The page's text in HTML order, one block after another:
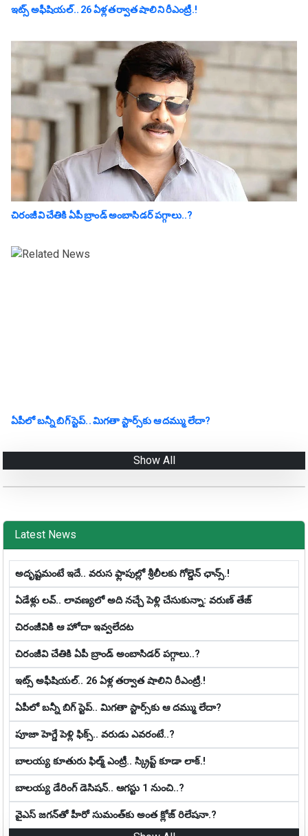
ఇట్స్ అఫీషియ‌ల్‌.. 26 ఏళ్ల తర్వాత షాలిని రీఎంట్రీ.!
చిరంజీవి చేతికి ఏపీ బ్రాండ్ అంబాసిడర్ పగ్గాలు..?
ఏపీలో బ‌న్నీ బిగ్ స్టెప్‌.. మిగ‌తా స్టార్స్‌కు ఆ ద‌మ్ము లేదా?
Show All
Latest News
అదృష్టమంటే ఇదే.. వ‌రుస ఫ్లాపుల్లో శ్రీ‌లీల‌కు గోల్డెన్ ఛాన్స్‌.!
ఏడేళ్లు ల‌వ్‌.. లావ‌ణ్య‌లో అది న‌చ్చే పెళ్లి చేసుకున్నా: వ‌రుణ్ తేజ్‌
చిరంజీవికి ఆ హోదా ఇవ్వలేదట
చిరంజీవి చేతికి ఏపీ బ్రాండ్ అంబాసిడర్ పగ్గాలు..?
ఇట్స్ అఫీషియ‌ల్‌.. 26 ఏళ్ల తర్వాత షాలిని రీఎంట్రీ.!
ఏపీలో బ‌న్నీ బిగ్ స్టెప్‌.. మిగ‌తా స్టార్స్‌కు ఆ ద‌మ్ము లేదా?
పూజా హెగ్డే పెళ్లి ఫిక్స్.. వరుడు ఎవరంటే..?
బాల‌య్య కూతురు ఫిల్మ్ ఎంట్రీ.. స్క్రిప్ట్ కూడా లాక్.!
బాల‌య్య డేరింగ్ డెసిష‌న్‌.. ఆగ‌స్టు 1 నుంచి..?
వైఎస్ జగన్‌తో హీరో సుమంత్‌కు అంత క్లోజ్ రిలేషనా.?